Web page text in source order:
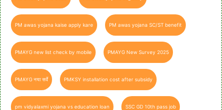
PM awas yojana kaise apply kare PM awas yojana SC/ST benefit
PMAYG new list check by mobile PMAYG New Survey 2025
PMAYG नया सर्वे PMKSY installation cost after subsidy
pm vidyalaxmi yojana vs education loan SSC GD 10th pass job